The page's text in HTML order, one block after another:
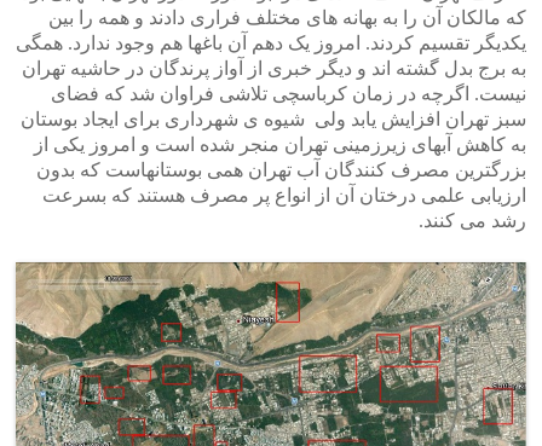
که مالکان آن را به بهانه های مختلف فراری دادند و همه را بین
یکدیگر تقسیم کردند. امروز یک دهم آن باغها هم وجود ندارد. همگی
به برج بدل گشته اند و دیگر خبری از آواز پرندگان در حاشیه تهران
نیست. اگرچه در زمان کرباسچی تلاشی فراوان شد که فضای
سبز تهران افزایش یابد ولی شیوه ی شهرداری برای ایجاد بوستان
به کاهش آبهای زیرزمینی تهران منجر شده است و امروز یکی از
بزرگترین مصرف کنندگان آب تهران همی بوستانهاست که بدون
ارزیابی علمی درختان آن از انواع پر مصرف هستند که بسرعت
رشد می کنند.